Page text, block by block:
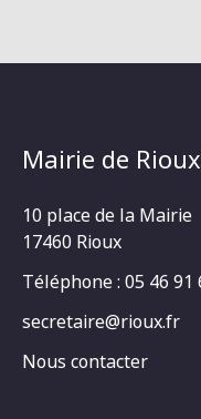
Mairie de Rioux
10 place de la Mairie
17460 Rioux
Téléphone : 05 46 91
secretaire@rioux.fr
Nous contacter